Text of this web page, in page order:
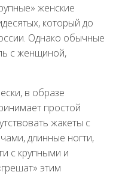
женские
который до
Однако обычные
с женщиной,
в образе
простой
жакеты с
длинные ногти,
с крупными и
этим